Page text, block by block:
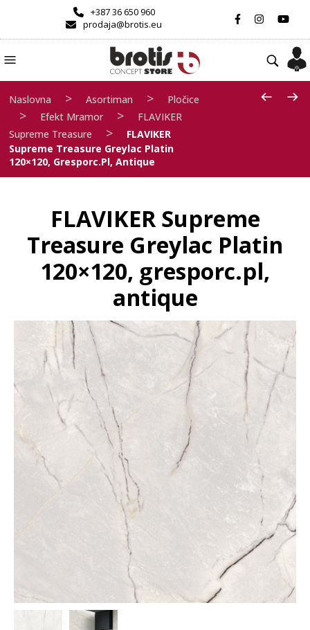
+387 36 650 960
prodaja@brotis.eu
Naslovna > Asortiman > Pločice
> Efekt Mramor >
FLAVIKER
Supreme Treasure
>
FLAVIKER
Supreme Treasure Greylac Platin
120×120, Gresporc.pl, Antique
FLAVIKER Supreme
Treasure Greylac Platin
120×120, gresporc.pl,
antique